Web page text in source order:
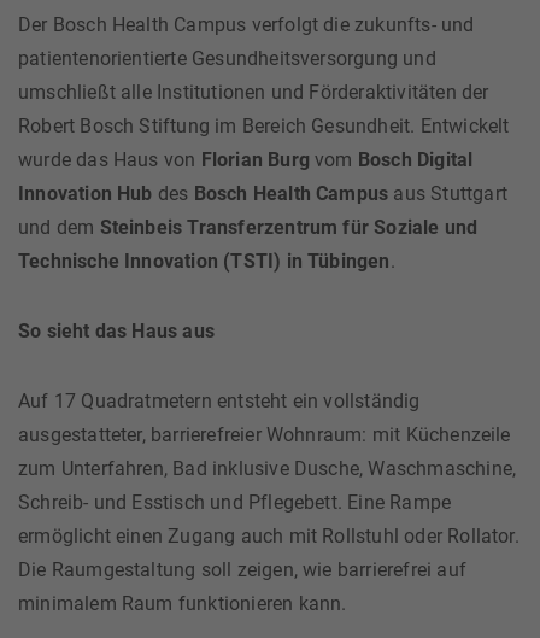
Der Bosch Health Campus verfolgt die zukunfts- und
patientenorientierte Gesundheitsversorgung und
umschließt alle Institutionen und Förderaktivitäten der
Robert Bosch Stiftung im Bereich Gesundheit. Entwickelt
wurde das Haus von Florian Burg vom Bosch Digital
Innovation Hub des Bosch Health Campus aus Stuttgart
und dem Steinbeis Transferzentrum für Soziale und
Technische Innovation (TSTI) in Tübingen.
So sieht das Haus aus
Auf 17 Quadratmetern entsteht ein vollständig
ausgestatteter, barrierefreier Wohnraum: mit Küchenzeile
zum Unterfahren, Bad inklusive Dusche, Waschmaschine,
Schreib- und Esstisch und Pflegebett. Eine Rampe
ermöglicht einen Zugang auch mit Rollstuhl oder Rollator.
Die Raumgestaltung soll zeigen, wie barrierefrei auf
minimalem Raum funktionieren kann.